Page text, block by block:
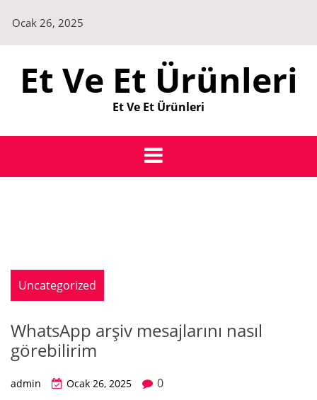
content
Ocak 26, 2025
Et Ve Et Ürünleri
Et Ve Et Ürünleri
Uncategorized
WhatsApp arşiv mesajlarını nasıl
görebilirim
admin Ocak 26, 2025
0